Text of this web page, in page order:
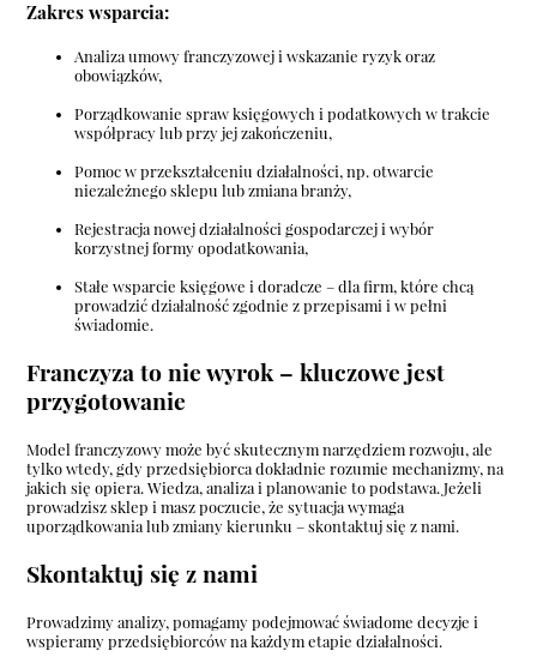
Zakres wsparcia:
Analiza umowy franczyzowej i wskazanie ryzyk oraz
obowiązków,
Porządkowanie spraw księgowych i podatkowych w trakcie
współpracy lub przy jej zakończeniu,
Pomoc w przekształceniu działalności, np. otwarcie
niezależnego sklepu lub zmiana branży,
Rejestracja nowej działalności gospodarczej i wybór
korzystnej formy opodatkowania,
Stałe wsparcie księgowe i doradcze – dla firm, które chcą
prowadzić działalność zgodnie z przepisami i w pełni
świadomie.
Franczyza to nie wyrok – kluczowe jest
przygotowanie
Model franczyzowy może być skutecznym narzędziem rozwoju, ale
tylko wtedy, gdy przedsiębiorca dokładnie rozumie mechanizmy, na
jakich się opiera. Wiedza, analiza i planowanie to podstawa. Jeżeli
prowadzisz sklep i masz poczucie, że sytuacja wymaga
uporządkowania lub zmiany kierunku – skontaktuj się z nami.
Skontaktuj się z nami
Prowadzimy analizy, pomagamy podejmować świadome decyzje i
wspieramy przedsiębiorców na każdym etapie działalności.